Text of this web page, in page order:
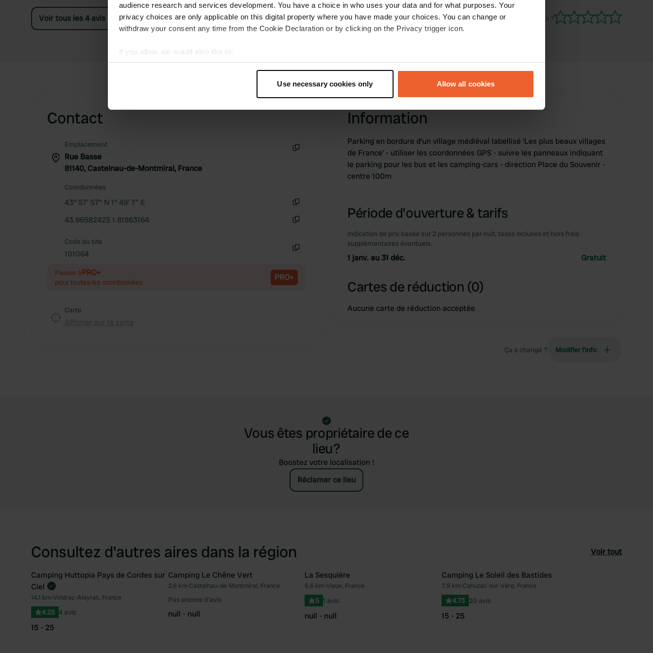
audience research and services development. You have a choice in who uses your data and for what purposes. Your
privacy choices are only applicable on this digital property where you have made your choices. You can change or
withdraw your consent any time from the Cookie Declaration or by clicking on the Privacy trigger icon.
If you allow, we would also like to:
Collect information about your geographical location which can be accurate to within several meters
Find out more about how your personal data is processed and set your preferences in the
We use cookies to personalise content and ads, to provide social media features and to analyse our traffic. We also share
information about your use of our site with our social media, advertising and analytics partners who may combine it with
other information that you’ve provided to them or that they’ve collected from your use of their services.
Use necessary cookies only Allow all cookies
Voir tous les 4 avis Es-tu déjà venu ici ?
Contact
Emplacement
Rue Basse
81140, Castelnau-de-Montmiral, France
Coordonnées
43° 57' 57" N 1° 49' 7" E
43.96582425 1.81863164
Code du site
101064
Passer àPRO+
pour toutes les coordonnées PRO+
Carte
Information
Parking en bordure d'un village médiéval labellisé 'Les plus beaux villages
de France' - utiliser les coordonnées GPS - suivre les panneaux indiquant
le parking pour les bus et les camping-cars - direction Place du Souvenir -
centre 100m
Période d'ouverture & tarifs
Indication de prix basée sur 2 personnes par nuit, taxes incluses et hors frais
supplémentaires éventuels.
1 janv. au 31 déc. Gratuit
Cartes de réduction (0)
Aucune carte de réduction acceptée
Ça a changé ? Modifier l’info
Vous êtes propriétaire de ce
lieu?
Boostez votre localisation !
Réclamer ce lieu
Consultez d'autres aires dans la région Voir tout
Préféré
Reserve maintenant
Camping Huttopia Pays de Cordes sur
Ciel
14,1 km•Vindrac-Alayrac, France
4.25 4 avis
15 - 25
Préféré
Camping Le Chêne Vert
2,6 km•Castelnau-de-Montmiral, France
Pas encore d'avis
null - null
Préféré
La Sesquière
5,6 km•Vieux, France
5 1 avis
null - null
Camping Le Soleil des Bastides
7,9 km•Cahuzac-sur-Vère, France
4.73 20 avis
15 - 25